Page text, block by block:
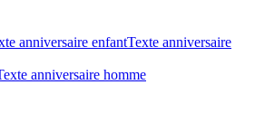
anniversaire enfantTexte anniversaire
anniversaire homme